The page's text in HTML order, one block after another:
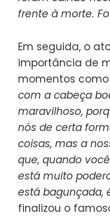
frente à morte.
Em seguida, o
importância de
momentos
com a cabeça
maravilhoso,
nós de certa
coisas, mas a
que, quando
está muito
está bagunçada,
finalizou o